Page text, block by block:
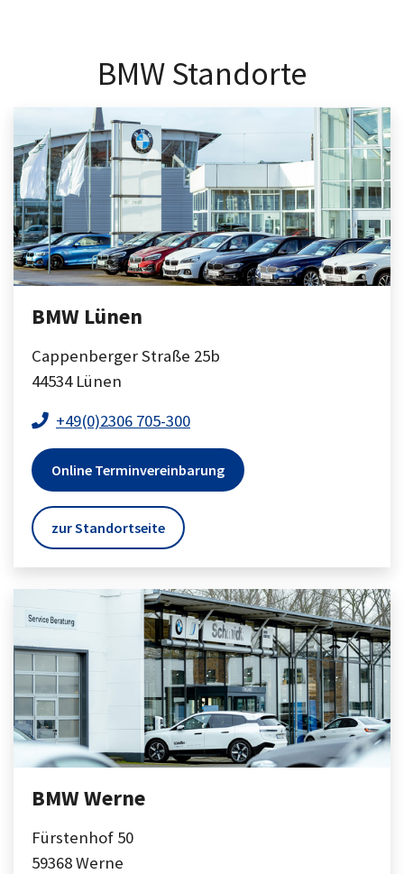
BMW Standorte
BMW Lünen
Cappenberger Straße 25b
44534 Lünen
+49(0)2306 705-300
Online Terminvereinbarung
zur Standortseite
BMW Werne
Fürstenhof 50
59368Werne